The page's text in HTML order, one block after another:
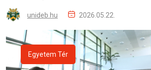
unideb.hu 2026.05.22.
Egyetem Tér